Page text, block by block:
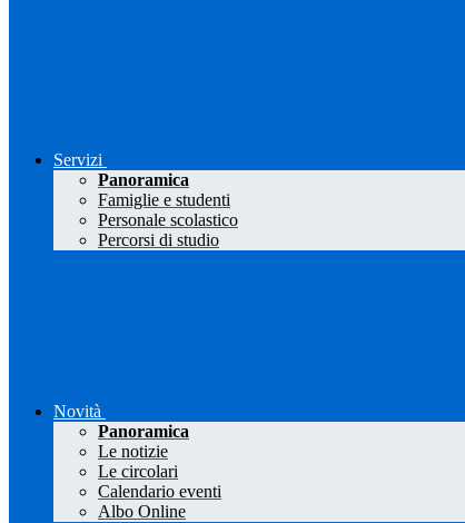
Servizi
Panoramica
Famiglie e studenti
Personale scolastico
Percorsi di studio
Novità
Panoramica
Le notizie
Le circolari
Calendario eventi
Albo Online